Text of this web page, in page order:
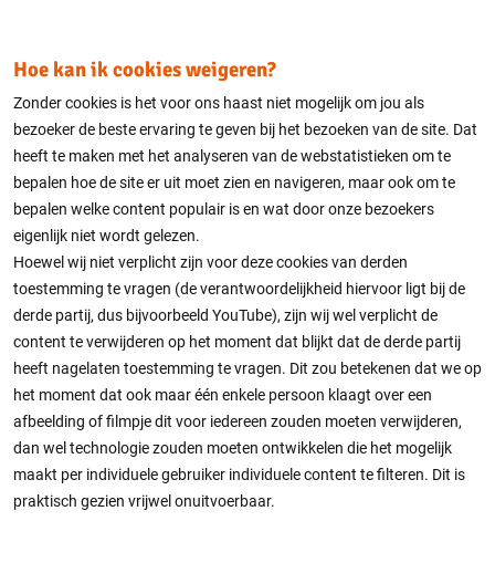
Hoe kan ik cookies weigeren?
Zonder cookies is het voor ons haast niet mogelijk om jou als
bezoeker de beste ervaring te geven bij het bezoeken van de site. Dat
heeft te maken met het analyseren van de webstatistieken om te
bepalen hoe de site er uit moet zien en navigeren, maar ook om te
bepalen welke content populair is en wat door onze bezoekers
eigenlijk niet wordt gelezen.
Hoewel wij niet verplicht zijn voor deze cookies van derden
toestemming te vragen (de verantwoordelijkheid hiervoor ligt bij de
derde partij, dus bijvoorbeeld YouTube), zijn wij wel verplicht de
content te verwijderen op het moment dat blijkt dat de derde partij
heeft nagelaten toestemming te vragen. Dit zou betekenen dat we op
het moment dat ook maar één enkele persoon klaagt over een
afbeelding of filmpje dit voor iedereen zouden moeten verwijderen,
dan wel technologie zouden moeten ontwikkelen die het mogelijk
maakt per individuele gebruiker individuele content te filteren. Dit is
praktisch gezien vrijwel onuitvoerbaar.